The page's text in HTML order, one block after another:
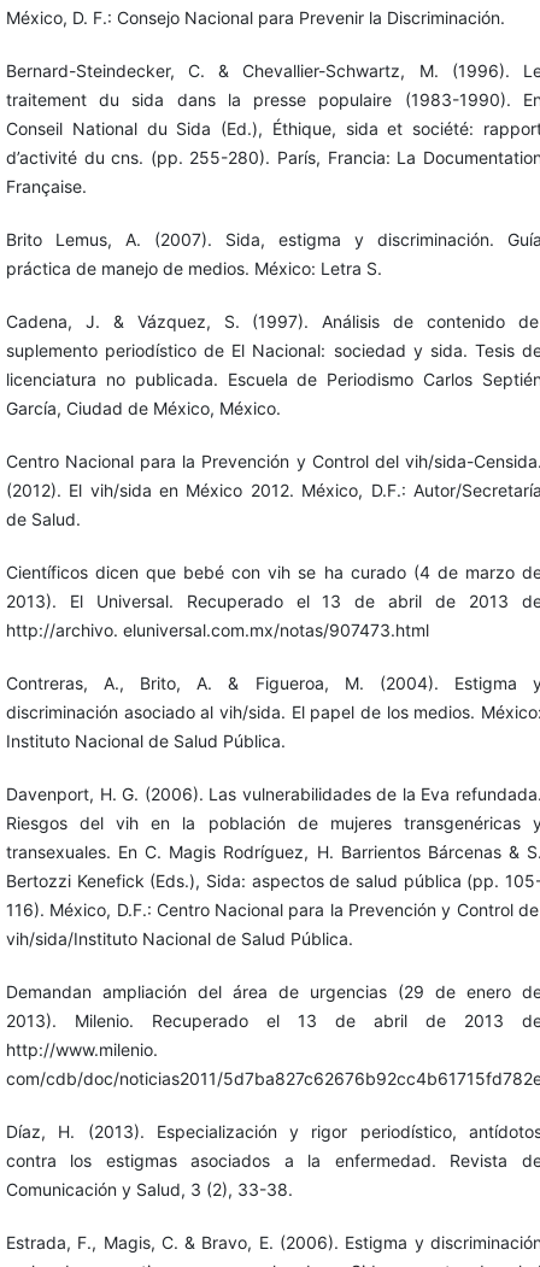
México, D. F.: Consejo Nacional para Prevenir la Discriminación.
Bernard-Steindecker, C. & Chevallier-Schwartz, M. (1996).
traitement du sida dans la presse populaire (1983-1990).
Conseil National du Sida (Ed.), Éthique, sida et société:
d’activité du cns. (pp. 255-280). París, Francia: La
Française.
Brito Lemus, A. (2007). Sida, estigma y discriminación.
práctica de manejo de medios. México: Letra S.
Cadena, J. & Vázquez, S. (1997). Análisis de contenido
suplemento periodístico de El Nacional: sociedad y sida. Tesis
licenciatura no publicada. Escuela de Periodismo Carlos
García, Ciudad de México, México.
Centro Nacional para la Prevención y Control del vih/sida-
(2012). El vih/sida en México 2012. México, D.F.: Autor/
de Salud.
Científicos dicen que bebé con vih se ha curado (4 de marzo
2013). El Universal. Recuperado el 13 de abril de 2013
http://archivo. eluniversal.com.mx/notas/907473.html
Contreras, A., Brito, A. & Figueroa, M. (2004). Estigma
discriminación asociado al vih/sida. El papel de los medios.
Instituto Nacional de Salud Pública.
Davenport, H. G. (2006). Las vulnerabilidades de la Eva
Riesgos del vih en la población de mujeres transgenéricas
transexuales. En C. Magis Rodríguez, H. Barrientos Bárcenas &
Bertozzi Kenefick (Eds.), Sida: aspectos de salud pública (pp.
116). México, D.F.: Centro Nacional para la Prevención y Control
vih/sida/Instituto Nacional de Salud Pública.
Demandan ampliación del área de urgencias (29 de enero
2013). Milenio. Recuperado el 13 de abril de 2013
http://www.milenio.
com/cdb/doc/noticias2011/
Díaz, H. (2013). Especialización y rigor periodístico,
contra los estigmas asociados a la enfermedad. Revista
Comunicación y Salud, 3 (2), 33-38.
Estrada, F., Magis, C. & Bravo, E. (2006). Estigma y